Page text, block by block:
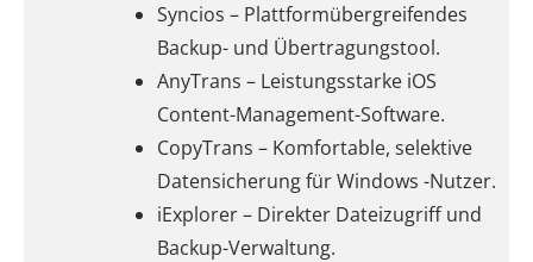
Syncios – Plattformübergreifendes
Backup- und Übertragungstool.
AnyTrans – Leistungsstarke iOS
Content-Management-Software.
CopyTrans – Komfortable, selektive
Datensicherung für Windows -Nutzer.
iExplorer – Direkter Dateizugriff und
Backup-Verwaltung.